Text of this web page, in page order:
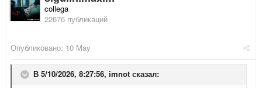
collega
22676 публикаций
Опубликовано: 10 May
В 5/10/2026, 8:27:56, imnot сказал: